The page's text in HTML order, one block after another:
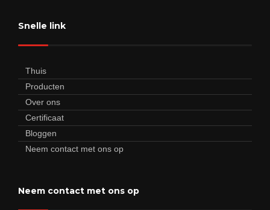
Snelle link
Thuis
Producten
Over ons
Certificaat
Bloggen
Neem contact met ons op
Neem contact met ons op